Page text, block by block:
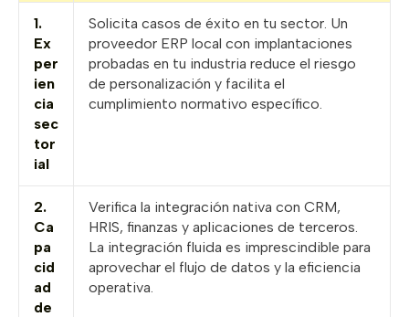
1.
Ex
per
ien
cia
sec
tor
ial
Solicita casos de éxito en tu sector. Un
proveedor ERP local con implantaciones
probadas en tu industria reduce el riesgo
de personalización y facilita el
cumplimiento normativo específico.
2.
Ca
pa
cid
ad
de
Verifica la integración nativa con CRM,
HRIS, finanzas y aplicaciones de terceros.
La integración fluida es imprescindible para
aprovechar el flujo de datos y la eficiencia
operativa.